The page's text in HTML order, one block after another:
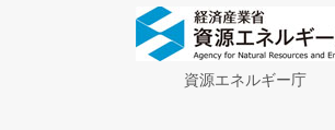
資源エネルギー庁